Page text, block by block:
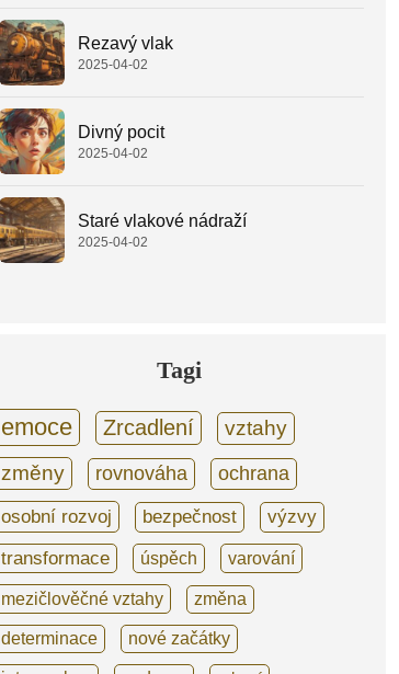
Rezavý vlak
2025-04-02
Divný pocit
2025-04-02
Staré vlakové nádraží
2025-04-02
Tagi
emoce Zrcadlení
vztahy
změny
rovnováha
ochrana
osobní rozvoj
bezpečnost výzvy
transformace úspěch varování
mezičlověčné vztahy změna
determinace nové začátky